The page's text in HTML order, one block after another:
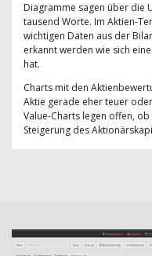
Diagramme sagen über die
tausend Worte. Im Aktien-
wichtigen Daten aus der
erkannt werden wie sich
hat.
Charts mit den
Aktie gerade eher teuer
Value-Charts legen offen,
Steigerung des